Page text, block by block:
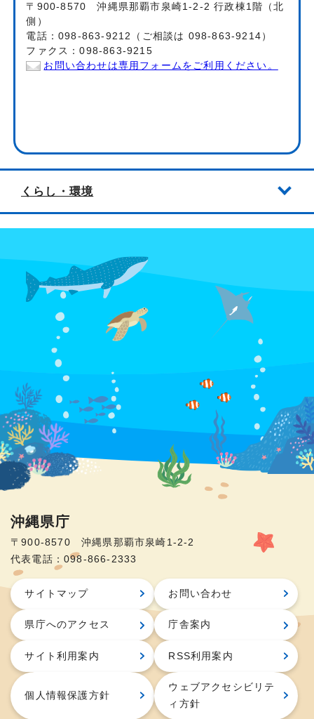
〒900-8570 沖縄県那覇市泉崎1-2-2 行政棟1階（北
側）
電話：098-863-9212（ご相談は 098-863-9214）
ファクス：098-863-9215
お問い合わせは専用フォームをご利用ください。
くらし・環境
沖縄県庁
〒900-8570 沖縄県那覇市泉崎1-2-2
代表電話：098-866-2333
サイトマップ お問い合わせ
県庁へのアクセス 庁舎案内
サイト利用案内 RSS利用案内
個人情報保護方針
ウェブアクセシビリテ
ィ方針